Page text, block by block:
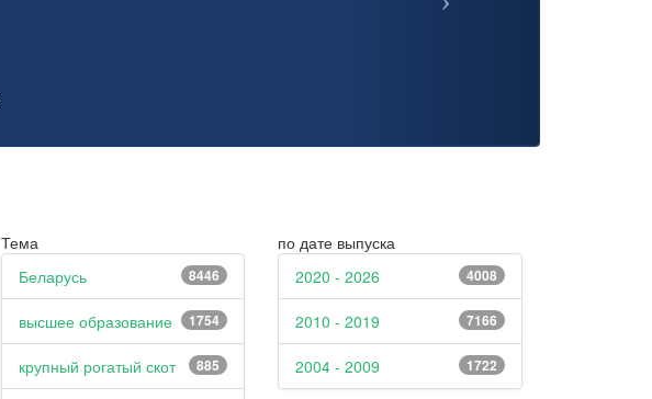
Тема
8446
Беларусь
1754
высшее образование
885
крупный рогатый скот
по дате выпуска
4008
2020 - 2026
7166
2010 - 2019
1722
2004 - 2009